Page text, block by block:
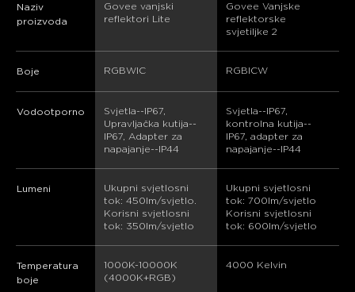
Naziv
proizvoda
Govee vanjski
reflektori Lite
Govee Vanjske
reflektorske
svjetiljke 2
Boje RGBWIC RGBICW
Vodootporno
Svjetla--IP67,
Upravljačka kutija--
IP67, Adapter za
napajanje--IP44
Svjetla--IP67,
kontrolna kutija--
IP67, adapter za
napajanje--IP44
Lumeni
Ukupni svjetlosni
tok: 450lm/svjetlo.
Korisni svjetlosni
tok: 350lm/svjetlo
Ukupni svjetlosni
tok: 700lm/svjetlo
Korisni svjetlosni
tok: 600lm/svjetlo
Temperatura
boje
1000K-10000K
(4000K+RGB)
4000 Kelvin